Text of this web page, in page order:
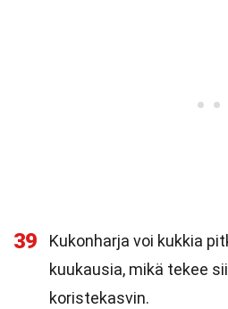
39
Kukonharja voi kukkia
kuukausia, mikä tekee
koristekasvin.